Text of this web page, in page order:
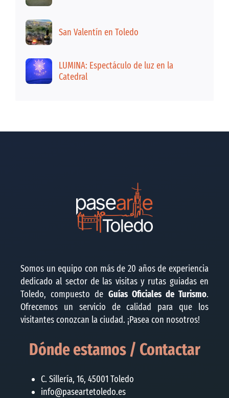
San Valentín en Toledo
LUMINA: Espectáculo de luz en la
Catedral
Somos un equipo con más de 20 años de experiencia
dedicado al sector de las visitas y rutas guiadas en
Toledo, compuesto de Guías Oficiales de Turismo.
Ofrecemos un servicio de calidad para que los
visitantes conozcan la ciudad. ¡Pasea con nosotros!
Dónde estamos / Contactar
C. Sillería, 16, 45001 Toledo
info@paseartetoledo.es